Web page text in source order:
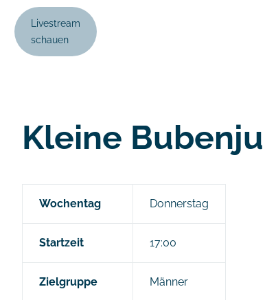
Livestream
schauen
Kleine
Wochentag Donnerstag
Startzeit 17:00
Zielgruppe Männer